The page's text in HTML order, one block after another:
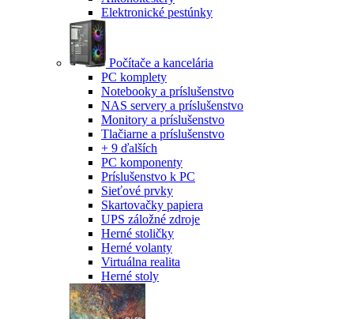
Elektronické pestúnky
Počítače a kancelária
PC komplety
Notebooky a príslušenstvo
NAS servery a príslušenstvo
Monitory a príslušenstvo
Tlačiarne a príslušenstvo
+ 9 ďalších
PC komponenty
Príslušenstvo k PC
Sieťové prvky
Skartovačky papiera
UPS záložné zdroje
Herné stoličky
Herné volanty
Virtuálna realita
Herné stoly